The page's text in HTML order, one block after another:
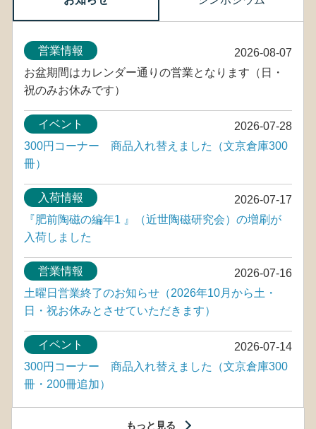
2026-08-07
営業情報
お盆期間はカレンダー通りの営業となります（日・
祝のみお休みです）
2026-07-28
イベント
300円コーナー 商品入れ替えました（文京倉庫300
冊）
2026-07-17
入荷情報
『肥前陶磁の編年1 』（近世陶磁研究会）の増刷が
入荷しました
2026-07-16
営業情報
土曜日営業終了のお知らせ（2026年10月から土・
日・祝お休みとさせていただきます）
2026-07-14
イベント
300円コーナー 商品入れ替えました（文京倉庫300
冊・200冊追加）
もっと見る